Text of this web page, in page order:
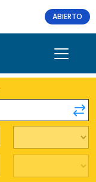
ABIERTO